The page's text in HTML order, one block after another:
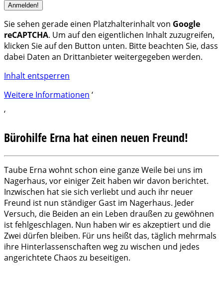
Sie sehen gerade einen Platzhalterinhalt von Google
reCAPTCHA. Um auf den eigentlichen Inhalt zuzugreifen,
klicken Sie auf den Button unten. Bitte beachten Sie, dass
dabei Daten an Drittanbieter weitergegeben werden.
Inhalt entsperren
Weitere Informationen ‘
‘
Bürohilfe Erna hat einen neuen Freund!
Taube Erna wohnt schon eine ganze Weile bei uns im
Nagerhaus, vor einiger Zeit haben wir davon berichtet.
Inzwischen hat sie sich verliebt und auch ihr neuer
Freund ist nun ständiger Gast im Nagerhaus. Jeder
Versuch, die Beiden an ein Leben draußen zu gewöhnen
ist fehlgeschlagen. Nun haben wir es akzeptiert und die
Zwei dürfen bleiben. Für uns heißt das, täglich mehrmals
ihre Hinterlassenschaften weg zu wischen und jedes
angerichtete Chaos zu beseitigen.